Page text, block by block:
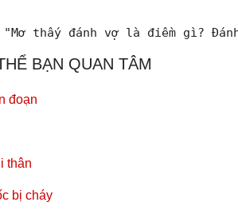
thấy đánh vợ là điềm gì? Đánh
BẠN QUAN TÂM
đoạn
thân
bị cháy